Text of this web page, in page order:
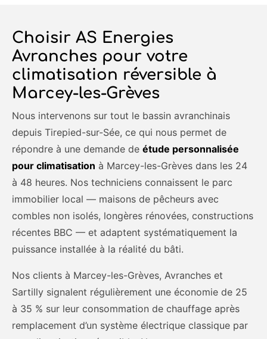
Choisir AS Energies
Avranches pour votre
climatisation réversible à
Marcey-les-Grèves
Nous intervenons sur tout le bassin avranchinais
depuis Tirepied-sur-Sée, ce qui nous permet de
répondre à une demande de étude personnalisée
pour climatisation à Marcey-les-Grèves dans les 24
à 48 heures. Nos techniciens connaissent le parc
immobilier local — maisons de pêcheurs avec
combles non isolés, longères rénovées, constructions
récentes BBC — et adaptent systématiquement la
puissance installée à la réalité du bâti.
Nos clients à Marcey-les-Grèves, Avranches et
Sartilly signalent régulièrement une économie de 25
à 35 % sur leur consommation de chauffage après
remplacement d’un système électrique classique par